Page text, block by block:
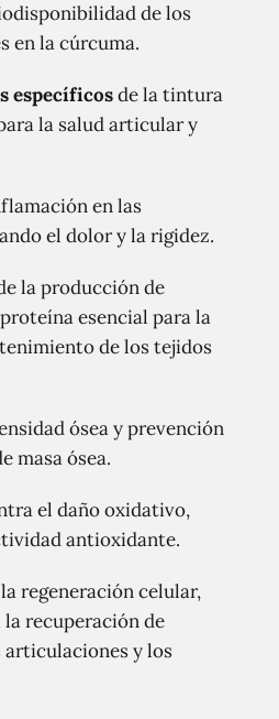
de los
en la cúrcuma.
específicosde la tintura
la salud articular y
en las
el dolor y la rigidez.
la producción de
esencial para la
de los tejidos
ósea y prevención
masa ósea.
el daño oxidativo,
antioxidante.
regeneración celular,
la recuperación de
articulaciones y los